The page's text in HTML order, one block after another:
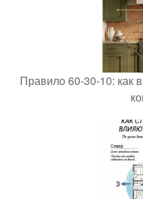
Правило 60-30-10: как